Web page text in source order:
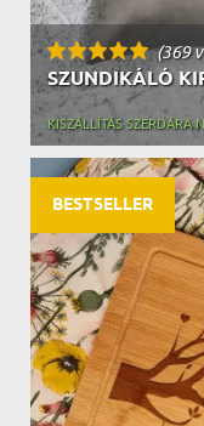
(369
SZUNDIKÁLÓ
KISZÁLLÍTÁS SZERDÁRA
BESTSELLER